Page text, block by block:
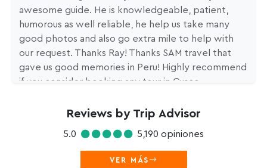
awesome guide. He is knowledgeable, patient,
humorous as well reliable, he help us take many
good photos and also go extra mile to help with
our request. Thanks Ray! Thanks SAM travel that
gave us good memories in Peru! Highly recommend
if you consider booking any tour in Cusco.
Reviews by Trip Advisor
5.0 5,190 opiniones
VER MÁS